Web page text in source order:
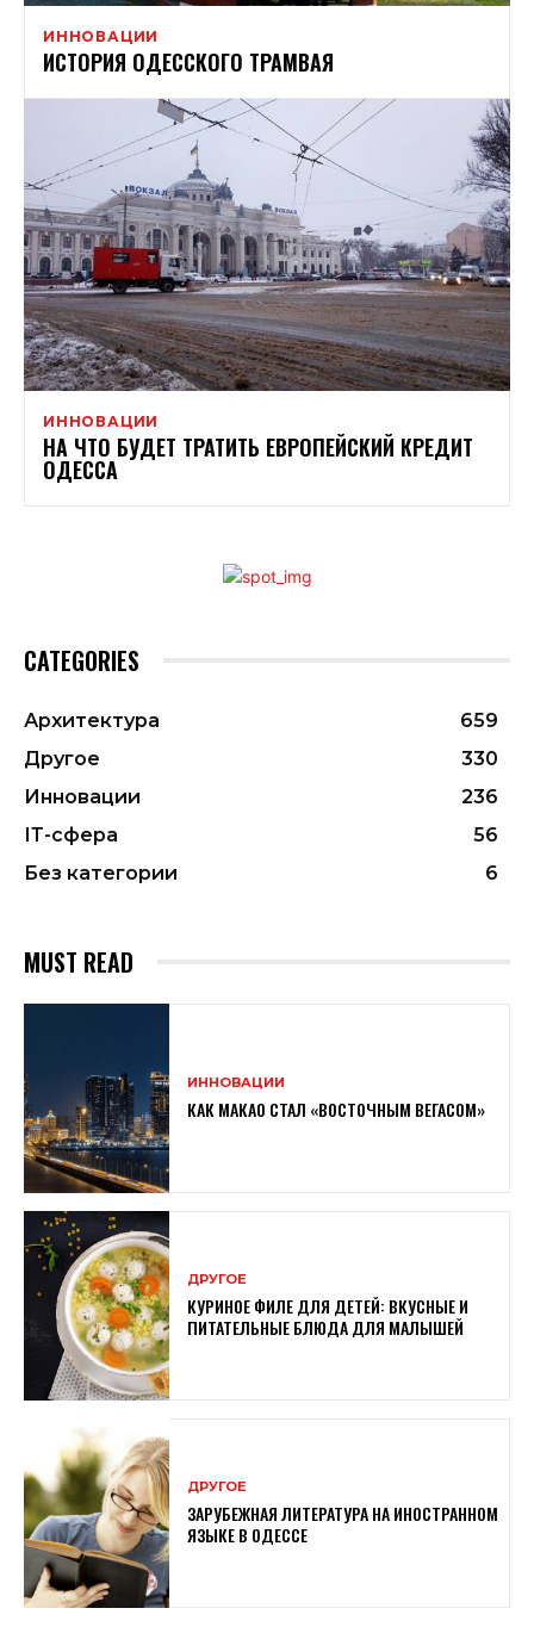
ИННОВАЦИИ
ИСТОРИЯ ОДЕССКОГО ТРАМВАЯ
ИННОВАЦИИ
НА ЧТО БУДЕТ ТРАТИТЬ ЕВРОПЕЙСКИЙ КРЕДИТ
ОДЕССА
CATEGORIES
Архитектура
659
Другое
330
Инновации
236
ІТ-сфера
56
Без категории
6
MUST READ
ИННОВАЦИИ
КАК МАКАО СТАЛ «ВОСТОЧНЫМ ВЕГАСОМ»
ДРУГОЕ
КУРИНОЕ ФИЛЕ ДЛЯ ДЕТЕЙ: ВКУСНЫЕ И
ПИТАТЕЛЬНЫЕ БЛЮДА ДЛЯ МАЛЫШЕЙ
ДРУГОЕ
ЗАРУБЕЖНАЯ ЛИТЕРАТУРА НА ИНОСТРАННОМ
ЯЗЫКЕ В ОДЕССЕ